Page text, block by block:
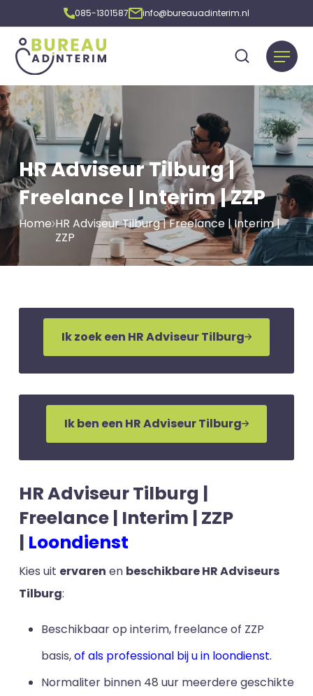
085-1301587 info@bureauadinterim.nl
HR Adviseur Tilburg |
Freelance | Interim | ZZP
Home HR Adviseur Tilburg | Freelance | Interim |
ZZP
Ik zoek een HR Adviseur Tilburg
Ik ben een HR Adviseur Tilburg
HR Adviseur Tilburg |
Freelance | Interim | ZZP
| Loondienst
Kies uit ervaren en beschikbare HR Adviseurs
Tilburg:
Beschikbaar op interim, freelance of ZZP
basis,of als professional bij u in loondienst.
Normaliter binnen 48 uur meerdere geschikte